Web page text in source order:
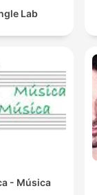
Lab
- Música